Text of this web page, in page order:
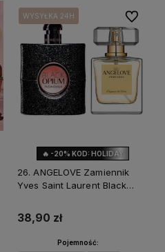
🔥 -20% KOD: HOLIDAY
WYSYŁKA 24H
WYSYŁKA 24H
WYSYŁKA 24H
26. ANGELOVE Zamiennik
Yves Saint Laurent Black
38,90 zł
Pojemność:
Do